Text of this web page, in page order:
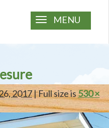
MENU
2017| Full size is530 ×